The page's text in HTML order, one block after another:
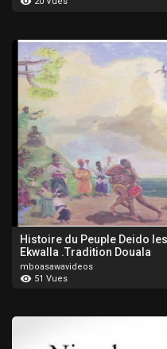
Histoire du Peuple Deido
Ekwalla .Tradition Douala
mboasawavideos
51 Vues